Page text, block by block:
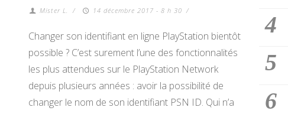
Mister L. / 14 décembre 2017 - 8 h 30 /
Changer son identifiant en ligne PlayStation bientôt
possible ? C’est surement l’une des fonctionnalités
les plus attendues sur le PlayStation Network
depuis plusieurs années : avoir la possibilité de
changer le nom de son identifiant PSN ID. Qui n’a